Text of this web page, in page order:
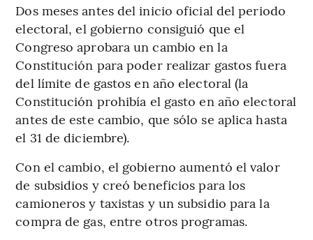
Dos meses antes del inicio oficial del periodo
electoral, el gobierno consiguió que el
Congreso aprobara un cambio en la
Constitución para poder realizar gastos fuera
del límite de gastos en año electoral (la
Constitución prohibía el gasto en año electoral
antes de este cambio, que sólo se aplica hasta
el 31 de diciembre).
Con el cambio, el gobierno aumentó el valor
de subsidios y creó beneficios para los
camioneros y taxistas y un subsidio para la
compra de gas, entre otros programas.